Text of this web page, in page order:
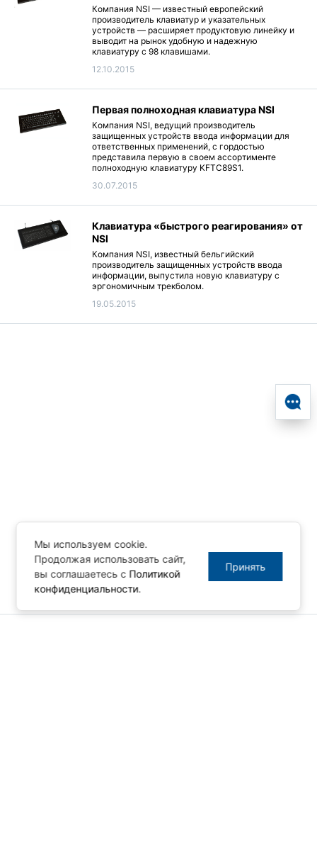
Компания NSI — известный европейский
производитель клавиатур и указательных
устройств — расширяет продуктовую линейку и
выводит на рынок удобную и надежную
клавиатуру с 98 клавишами.
12.10.2015
Первая полноходная клавиатура NSI
Компания NSI, ведущий производитель
защищенных устройств ввода информации для
ответственных применений, с гордостью
представила первую в своем ассортименте
полноходную клавиатуру KFTC89S1.
30.07.2015
Клавиатура «быстрого реагирования» от
NSI
Компания NSI, известный бельгийский
производитель защищенных устройств ввода
информации, выпустила новую клавиатуру с
эргономичным трекболом.
19.05.2015
Мы используем cookie.
Продолжая использовать сайт,
вы соглашаетесь с Политикой
конфиденциальности.
Принять